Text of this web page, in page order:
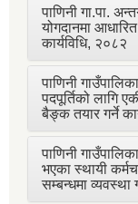
पाणिनी गा.पा.
योगदानमा
कार्यविधि, २०८२
पाणिनी
पदपूर्तिको लागि
बैङ्क तयार गर्ने
पाणिनी
भएका स्थायी
सम्बन्धमा